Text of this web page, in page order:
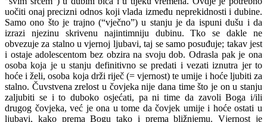
uočiti onaj precizni odnos koji vlada između neprekidnosti i dubine.
Samo ono što je trajno (“vječno”) u stanju je da ispuni dušu i da
izrazi njezinu skrivenu najintimniju dubinu. Tko se dakle ne
obvezuje za stalno u vjernoj ljubavi, taj se samo posuđuje; takav jest
i ostaje adolescentom bez obzira na svoju dob. Odrasla pak je ona
osoba koja je u stanju definitivno se predati i vezati iznutra jer to
hoće i želi, osoba koja drži riječ (= vjernost) te umije i hoće ljubiti za
stalno. Čuvstvena zrelost u čovjeka nije dana time što je on u stanju
zaljubiti se i to duboko osjećati, pa ni time da zavoli Boga i/ili
drugog čovjeka, već je ona u tome da čovjek umije i hoće ostati u
ljubavi, kako prema Bogu tako i prema bližnjemu. Vjernost je